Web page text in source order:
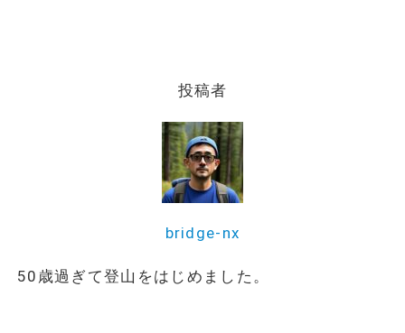
a
投稿者
bridge-nx
50歳過ぎて登山をはじめました。